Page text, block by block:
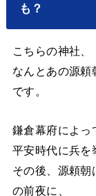
も？
こちらの神社、
なんとあの源頼
です。
鎌倉幕府によっ
平安時代に兵を
その後、源頼朝
の前夜に、